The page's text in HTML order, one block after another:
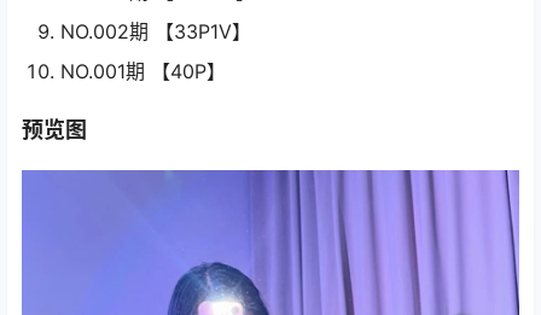
NO.002期 【33P1V】
NO.001期 【40P】
预览图